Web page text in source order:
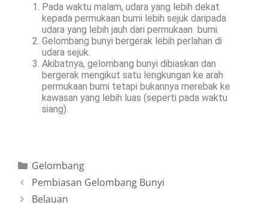
Pada waktu malam, udara yang lebih dekat
kepada permukaan bumi lebih sejuk daripada
udara yang lebih jauh dari permukaan bumi.
Gelombang bunyi bergerak lebih perlahan di
udara sejuk.
Akibatnya, gelombang bunyi dibiaskan dan
bergerak mengikut satu lengkungan ke arah
permukaan bumi tetapi bukannya merebak ke
kawasan yang lebih luas (seperti pada waktu
siang).
Gelombang
Pembiasan Gelombang Bunyi
Belauan